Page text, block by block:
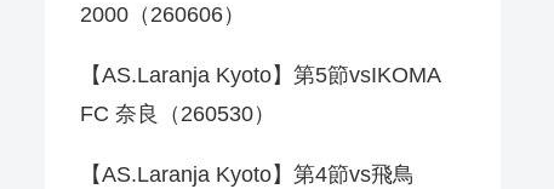
2000（260606）
【AS.Laranja Kyoto】第5節vsIKOMA
FC 奈良（260530）
【AS.Laranja Kyoto】第4節vs飛鳥